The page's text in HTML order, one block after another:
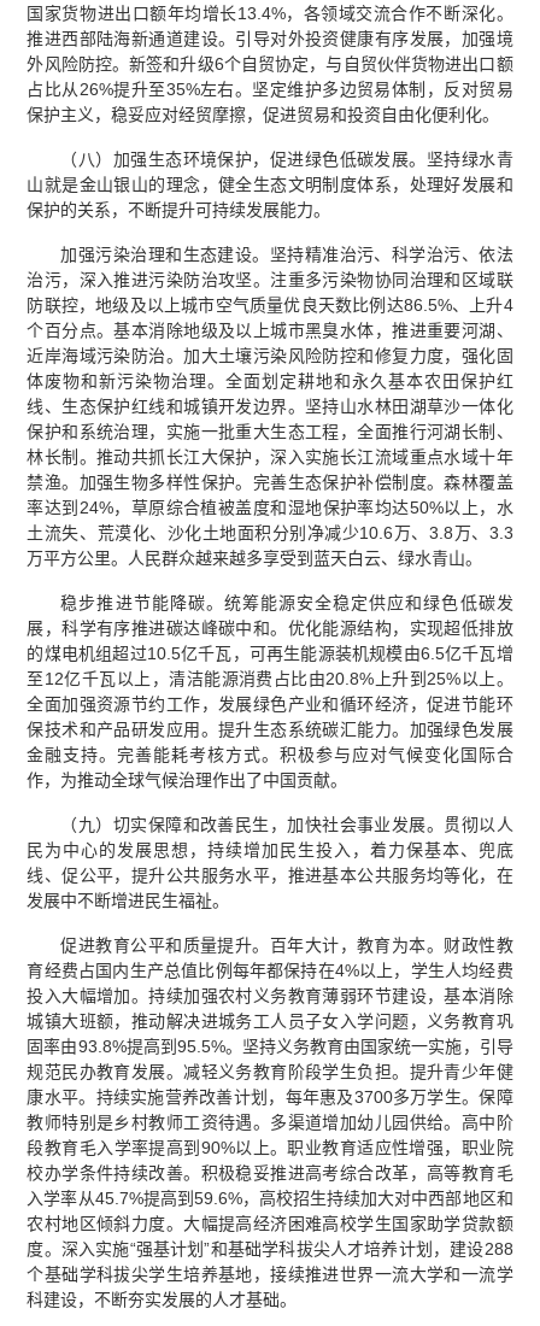
国家货物进出口额年均增长13.4%，各领域交流合作不断深化。
推进西部陆海新通道建设。引导对外投资健康有序发展，加强境
外风险防控。新签和升级6个自贸协定，与自贸伙伴货物进出口额
占比从26%提升至35%左右。坚定维护多边贸易体制，反对贸易
保护主义，稳妥应对经贸摩擦，促进贸易和投资自由化便利化。
（八）加强生态环境保护，促进绿色低碳发展。坚持绿水青
山就是金山银山的理念，健全生态文明制度体系，处理好发展和
保护的关系，不断提升可持续发展能力。
加强污染治理和生态建设。坚持精准治污、科学治污、依法
治污，深入推进污染防治攻坚。注重多污染物协同治理和区域联
防联控，地级及以上城市空气质量优良天数比例达86.5%、上升4
个百分点。基本消除地级及以上城市黑臭水体，推进重要河湖、
近岸海域污染防治。加大土壤污染风险防控和修复力度，强化固
体废物和新污染物治理。全面划定耕地和永久基本农田保护红
线、生态保护红线和城镇开发边界。坚持山水林田湖草沙一体化
保护和系统治理，实施一批重大生态工程，全面推行河湖长制、
林长制。推动共抓长江大保护，深入实施长江流域重点水域十年
禁渔。加强生物多样性保护。完善生态保护补偿制度。森林覆盖
率达到24%，草原综合植被盖度和湿地保护率均达50%以上，水
土流失、荒漠化、沙化土地面积分别净减少10.6万、3.8万、3.3
万平方公里。人民群众越来越多享受到蓝天白云、绿水青山。
稳步推进节能降碳。统筹能源安全稳定供应和绿色低碳发
展，科学有序推进碳达峰碳中和。优化能源结构，实现超低排放
的煤电机组超过10.5亿千瓦，可再生能源装机规模由6.5亿千瓦增
至12亿千瓦以上，清洁能源消费占比由20.8%上升到25%以上。
全面加强资源节约工作，发展绿色产业和循环经济，促进节能环
保技术和产品研发应用。提升生态系统碳汇能力。加强绿色发展
金融支持。完善能耗考核方式。积极参与应对气候变化国际合
作，为推动全球气候治理作出了中国贡献。
（九）切实保障和改善民生，加快社会事业发展。贯彻以人
民为中心的发展思想，持续增加民生投入，着力保基本、兜底
线、促公平，提升公共服务水平，推进基本公共服务均等化，在
发展中不断增进民生福祉。
促进教育公平和质量提升。百年大计，教育为本。财政性教
育经费占国内生产总值比例每年都保持在4%以上，学生人均经费
投入大幅增加。持续加强农村义务教育薄弱环节建设，基本消除
城镇大班额，推动解决进城务工人员子女入学问题，义务教育巩
固率由93.8%提高到95.5%。坚持义务教育由国家统一实施，引导
规范民办教育发展。减轻义务教育阶段学生负担。提升青少年健
康水平。持续实施营养改善计划，每年惠及3700多万学生。保障
教师特别是乡村教师工资待遇。多渠道增加幼儿园供给。高中阶
段教育毛入学率提高到90%以上。职业教育适应性增强，职业院
校办学条件持续改善。积极稳妥推进高考综合改革，高等教育毛
入学率从45.7%提高到59.6%，高校招生持续加大对中西部地区和
农村地区倾斜力度。大幅提高经济困难高校学生国家助学贷款额
度。深入实施“强基计划”和基础学科拔尖人才培养计划，建设288
个基础学科拔尖学生培养基地，接续推进世界一流大学和一流学
科建设，不断夯实发展的人才基础。